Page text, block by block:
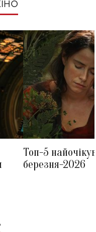
Топ-5
березня-2026